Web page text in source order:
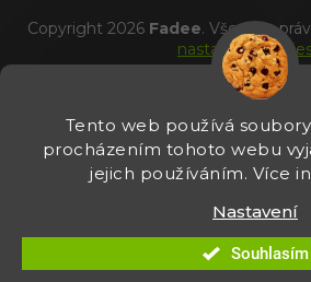
Tento web používá
procházením tohoto webu
jejich používáním. Více
Nastavení
Souhlasím
Copyright 2026 Fadee. Všechna
nastavení